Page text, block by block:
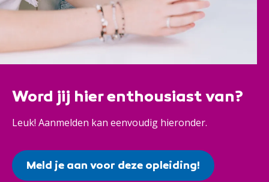
Word jij hier enthousiast van?
Leuk! Aanmelden kan eenvoudig hieronder.
Meld je aan voor deze opleiding!